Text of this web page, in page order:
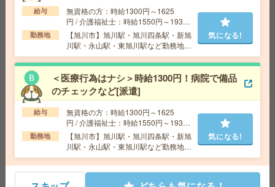
給与即払いOK！高時給！平日休み！品質管理、検査など
[派遣]
給 与 時給1250円
交通費 交通費支給有り
勤務地 北海道河東郡音更町 ※車通勤OK
気になる!
【50代～60代活躍】経験を活かす落着いた職場*補助金支
援＊事務[派遣]
時給1300円＋交
交通費 交通費支給有
勤務地
札幌市営南北線 さっぽろ駅 徒歩10分/札幌市
気になる!
給与
無資格の方：時給1300円～1625
円 / 介護福祉士：時給1550円～1937
円 / 初任者以上：時給1450円～1812
円
勤務地
【旭川市】旭川駅・旭川四条駅・新旭
川駅・永山駅・東旭川駅など勤務地多
数！
気になる!
＜医療行為はナシ＞時給1300円！病院で備品
のチェックなど[派遣]
給与
無資格の方：時給1300円～1625
円 / 介護福祉士：時給1550円～1937
円 / 初任者以上：時給1450円～1812
円
勤務地
【旭川市】旭川駅・旭川四条駅・新旭
川駅・永山駅・東旭川駅など勤務地多
数！
気になる!